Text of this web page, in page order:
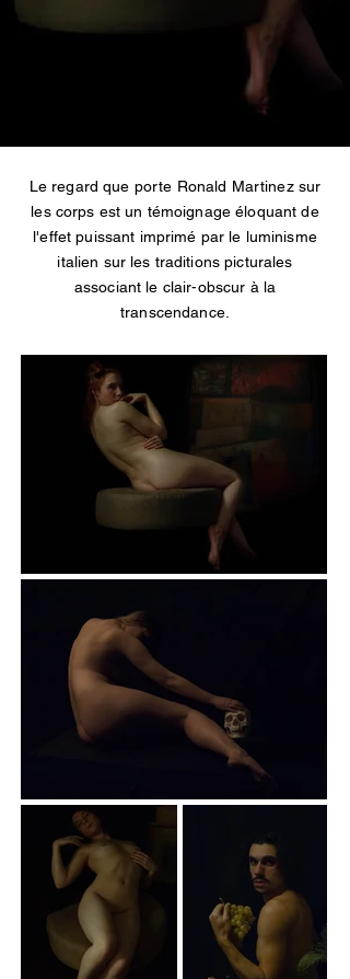
Le regard que porte Ronald Martinez sur
les corps est un témoignage éloquant de
l'effet puissant imprimé par le luminisme
italien sur les traditions picturales
associant le clair-obscur à la
transcendance.